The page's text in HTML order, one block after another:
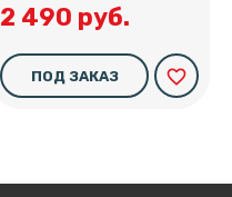
2 490 руб.
ПОД ЗАКАЗ favorite_border